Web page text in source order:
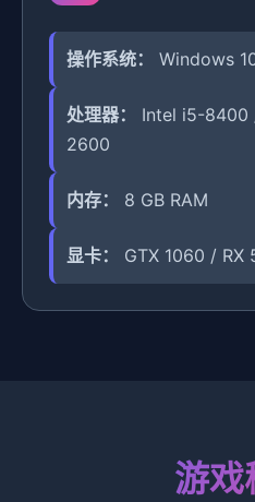
操作系统： Windows
处理器：
Intel i5-8400
2600
内存： 8 GB RAM
显卡： GTX 1060 / RX
游戏